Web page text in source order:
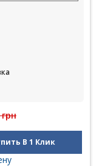
В 1 Клик